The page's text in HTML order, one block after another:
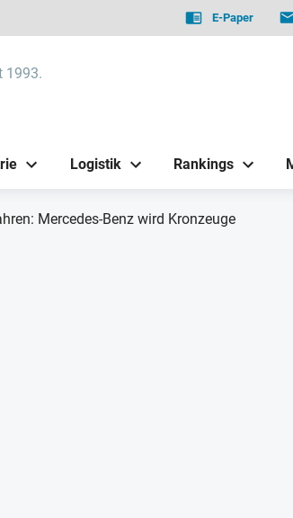
E-Paper
1993.
Logistik Rankings
Mercedes-Benz wird Kronzeuge